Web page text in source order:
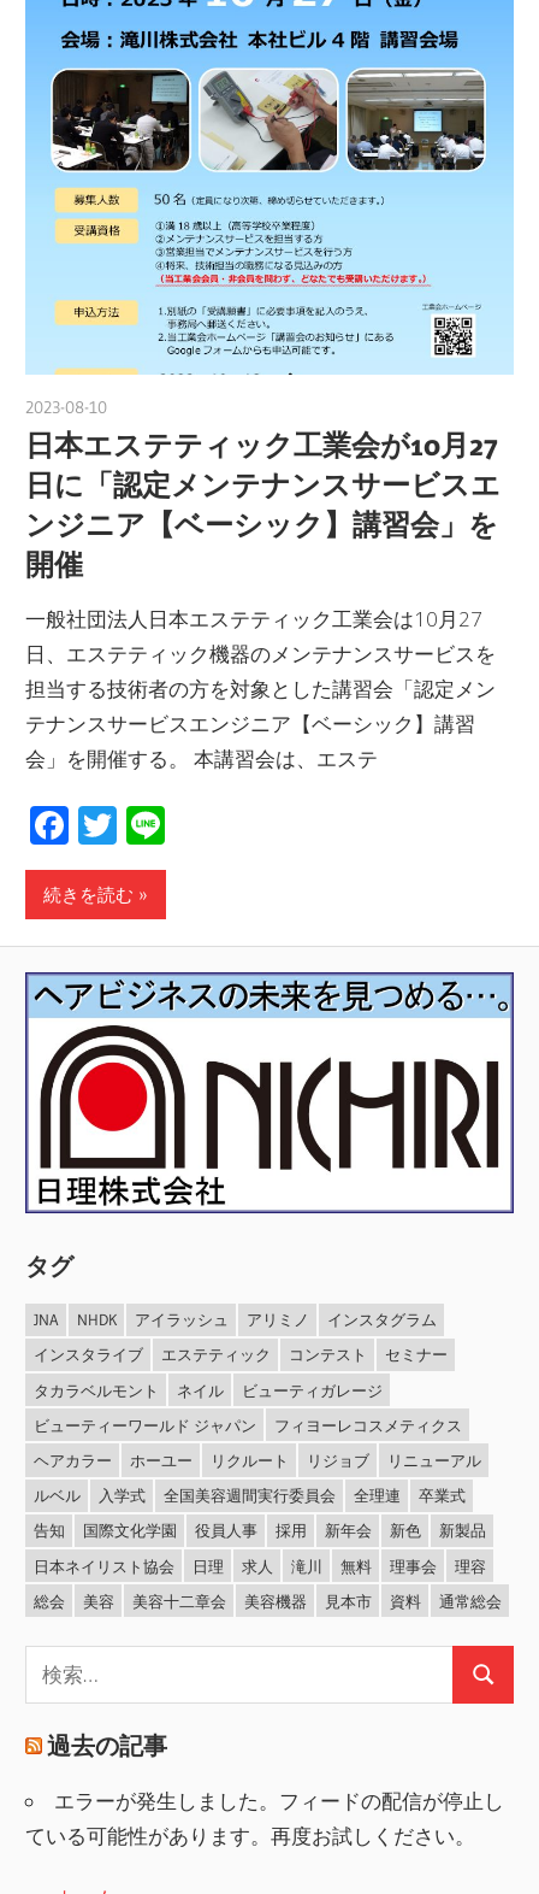
2023-08-10
日本エステティック工業会が10月27
日に「認定メンテナンスサービスエ
ンジニア【ベーシック】講習会」を
開催
一般社団法人日本エステティック工業会は10月27
日、エステティック機器のメンテナンスサービスを
担当する技術者の方を対象とした講習会「認定メン
テナンスサービスエンジニア【ベーシック】講習
会」を開催する。 本講習会は、エステ
Facebook
Twitter
続きを読む
タグ
JNA NHDK アイラッシュ アリミノ
インスタグラム
インスタライブ
エステティック コンテスト
セミナー
タカラベルモント
ネイル
ビューティガレージ
ビューティーワールド ジャパン
フィヨーレコスメティクス
ヘアカラー
ホーユー リクルート リジョブ
リニューアル
ルベル
入学式 全国美容週間実行委員会 全理連
卒業式
告知
国際文化学園 役員人事 採用 新年会 新色
新製品
日本ネイリスト協会
日理 求人 滝川 無料 理事会
理容
総会
美容 美容十二章会 美容機器 見本市 資料 通常総会
索:
検
過去の記事
エラーが発生しました。フィードの配信が停止し
ている可能性があります。再度お試しください。